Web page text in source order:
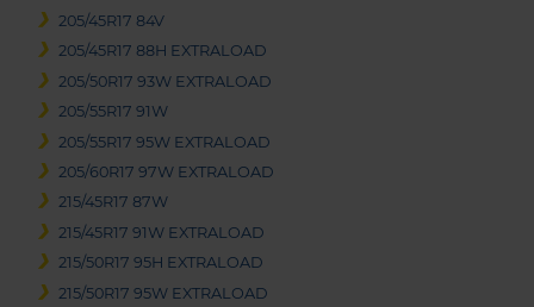
205/45R17 84V
205/45R17 88H EXTRALOAD
205/50R17 93W EXTRALOAD
205/55R17 91W
205/55R17 95W EXTRALOAD
205/60R17 97W EXTRALOAD
215/45R17 87W
215/45R17 91W EXTRALOAD
215/50R17 95H EXTRALOAD
215/50R17 95W EXTRALOAD